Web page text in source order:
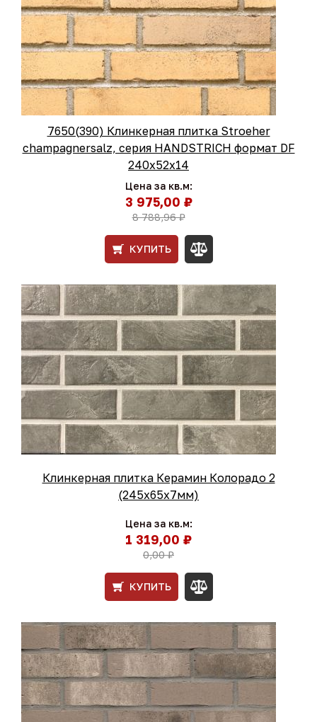
7650(390) Клинкерная плитка Stroeher
champagnersalz, серия HANDSTRICH формат DF
240х52х14
Цена за кв.м:
3 975,00 ₽
8 788,96 ₽
КУПИТЬ
Клинкерная плитка Керамин Колорадо 2
(245x65x7мм)
Цена за кв.м:
1 319,00 ₽
0,00 ₽
КУПИТЬ